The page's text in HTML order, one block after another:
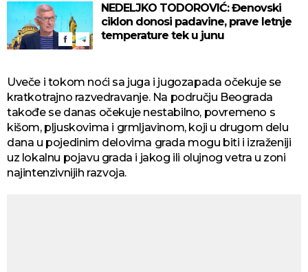
NEDELJKO TODOROVIĆ: Đenovski
ciklon donosi padavine, prave letnje
temperature tek u junu
Uveče i tokom noći sa juga i jugozapada očekuje se
kratkotrajno razvedravanje. Na području Beograda
takođe se danas očekuje nestabilno, povremeno s
kišom, pljuskovima i grmljavinom, koji u drugom delu
dana u pojedinim delovima grada mogu biti i izraženiji
uz lokalnu pojavu grada i jakog ili olujnog vetra u zoni
najintenzivnijih razvoja.